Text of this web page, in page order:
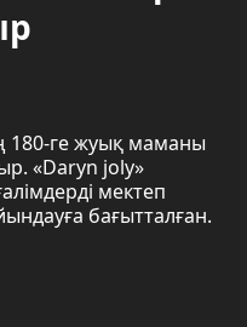
180-ге жуық маманы
«Daryn joly»
мектеп
бағытталған.